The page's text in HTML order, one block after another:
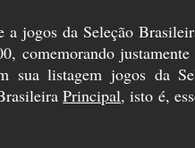
a jogos da Seleção
comemorando
listagem jogos da
Principal, isto é,